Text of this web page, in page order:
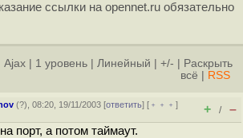
ссылки на opennet.ru обязательно
Ajax 1 уровень Линейный +/-
Раскрыть
всё
RSS
(?), 08:20, 19/11/2003 [ответить] [ ﹢﹢﹢]
+ / –
порт, а потом таймаут.